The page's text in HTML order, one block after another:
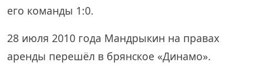
его команды 1:0.
28 июля 2010 года Мандрыкин на правах
аренды перешёл в брянское «Динамо».